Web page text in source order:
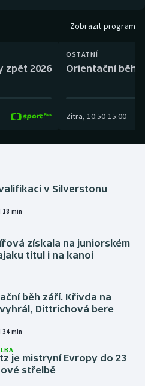
Zobrazit program
zpět 2026
OSTATNÍ
Orientační běh:
Zítra, 10:50-15:00
v Silverstonu
min
získala na juniorském
titul i na kanoi
běh září. Křivda na
Dittrichová bere
min
je mistryní Evropy do 23
střelbě